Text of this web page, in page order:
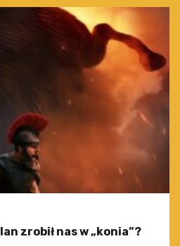
zrobił nas w „konia”?